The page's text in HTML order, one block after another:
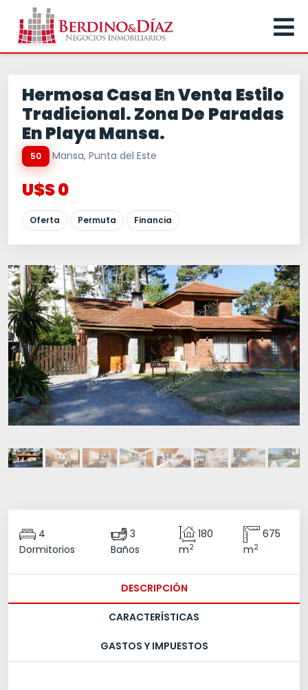
Hermosa Casa En Venta Estilo
Tradicional. Zona De Paradas
En Playa Mansa.
50 Mansa, Punta del Este
U$S 0
Oferta Permuta Financia
4
Dormitorios
3
Baños
180
m2
675
m2
DESCRIPCIÓN
CARACTERÍSTICAS
GASTOS Y IMPUESTOS